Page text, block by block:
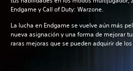
Endgame y Call of Duty: Warzone.
La lucha en Endgame se vuelve aún más
nueva asignación y una forma de mejorar
raras mejoras que se pueden adquirir de